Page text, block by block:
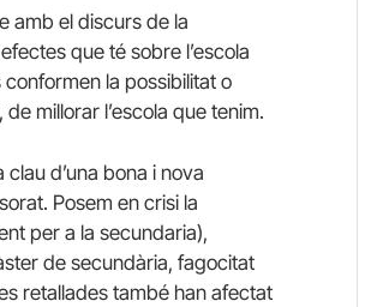
amb el discurs de la
que té sobre l’escola
conformen la possibilitat o
millorar l’escola que tenim.
d’una bona i nova
Posem en crisi la
per a la secundaria),
de secundària, fagocitat
retallades també han afectat